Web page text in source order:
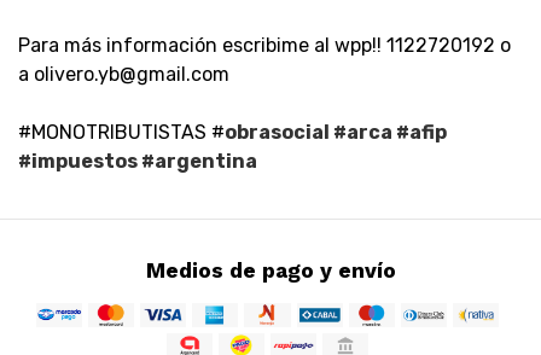
Para más información escribime al wpp!! 1122720192 o
a olivero.yb@gmail.com
#MONOTRIBUTISTAS #obrasocial #arca #afip
#impuestos #argentina
Medios de pago y envío